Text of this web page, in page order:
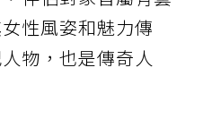
性風姿和魅力傳
物，也是傳奇人